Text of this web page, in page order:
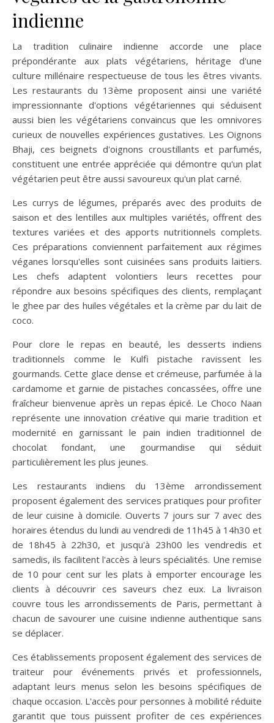
indienne
La tradition culinaire indienne accorde une place
prépondérante aux plats végétariens, héritage d'une
culture millénaire respectueuse de tous les êtres vivants.
Les restaurants du 13ème proposent ainsi une variété
impressionnante d'options végétariennes qui séduisent
aussi bien les végétariens convaincus que les omnivores
curieux de nouvelles expériences gustatives. Les Oignons
Bhaji, ces beignets d'oignons croustillants et parfumés,
constituent une entrée appréciée qui démontre qu'un plat
végétarien peut être aussi savoureux qu'un plat carné.
Les currys de légumes, préparés avec des produits de
saison et des lentilles aux multiples variétés, offrent des
textures variées et des apports nutritionnels complets.
Ces préparations conviennent parfaitement aux régimes
véganes lorsqu'elles sont cuisinées sans produits laitiers.
Les chefs adaptent volontiers leurs recettes pour
répondre aux besoins spécifiques des clients, remplaçant
le ghee par des huiles végétales et la crème par du lait de
coco.
Pour clore le repas en beauté, les desserts indiens
traditionnels comme le Kulfi pistache ravissent les
gourmands. Cette glace dense et crémeuse, parfumée à la
cardamome et garnie de pistaches concassées, offre une
fraîcheur bienvenue après un repas épicé. Le Choco Naan
représente une innovation créative qui marie tradition et
modernité en garnissant le pain indien traditionnel de
chocolat fondant, une gourmandise qui séduit
particulièrement les plus jeunes.
Les restaurants indiens du 13ème arrondissement
proposent également des services pratiques pour profiter
de leur cuisine à domicile. Ouverts 7 jours sur 7 avec des
horaires étendus du lundi au vendredi de 11h45 à 14h30 et
de 18h45 à 22h30, et jusqu'à 23h00 les vendredis et
samedis, ils facilitent l'accès à leurs spécialités. Une remise
de 10 pour cent sur les plats à emporter encourage les
clients à découvrir ces saveurs chez eux. La livraison
couvre tous les arrondissements de Paris, permettant à
chacun de savourer une cuisine indienne authentique sans
se déplacer.
Ces établissements proposent également des services de
traiteur pour événements privés et professionnels,
adaptant leurs menus selon les besoins spécifiques de
chaque occasion. L'accès pour personnes à mobilité réduite
garantit que tous puissent profiter de ces expériences